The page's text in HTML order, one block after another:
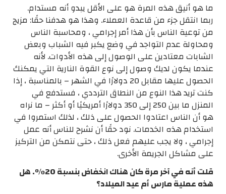
ما هو أنيق هذه المرة هو على الأقل يبدو أنه مستدام.
ربما انتقل جزء من قاعدة العملاء. وهذا هو هدفنا حقًا: مزيج
من توعية الناس بأن هذا أمر إجرامي ، ومحاسبة الناس
ومحاولة عدم التواجد في وضع يكبر فيه الشباب وبعض
الشابات معتادين على الوصول إلى هذه الأدوات. لأنه
عندما يكون لديك وصول إلى نوع القوة النارية التي يمكنك
الحصول عليها مقابل 20 دولارًا في الشهر – بالمناسبة ، إذا
كنت تريد هذا النوع من النطاق الترددي ، فستدفع في
المنزل ما بين 250 إلى 350 دولارًا أمريكيًا أو أكثر – ما نراه
هو أن الناس اعتادوا الحصول على ذلك ، لذلك استمروا في
استخدام هذه الخدمات. نود حقًا أن نشرح للناس أنه عمل
إجرامي ، ولا يجب عليهم فعل ذلك ، حتى نتمكن من التركيز
على مشاكل الجريمة الأخرى.
قلت أنه في آخر مرة كان هناك انخفاض بنسبة 20٪. هل
هذه عملية مارس أم عيد الميلاد؟